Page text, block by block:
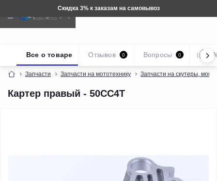
Техника: Бесплатная
Запчасти Запчасти на мототехнику Запчасти на скутеры,
Картер правый - 50CC4T
Все о товаре Отзывов 0 Вопросы 0